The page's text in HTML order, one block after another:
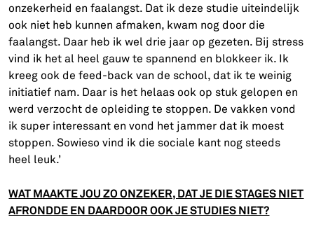
onzekerheid en faalangst. Dat ik deze studie uiteindelijk
ook niet heb kunnen afmaken, kwam nog door die
faalangst. Daar heb ik wel drie jaar op gezeten. Bij stress
vind ik het al heel gauw te spannend en blokkeer ik. Ik
kreeg ook de feed-back van de school, dat ik te weinig
initiatief nam. Daar is het helaas ook op stuk gelopen en
werd verzocht de opleiding te stoppen. De vakken vond
ik super interessant en vond het jammer dat ik moest
stoppen. Sowieso vind ik die sociale kant nog steeds
heel leuk.’
WAT MAAKTE JOU ZO ONZEKER, DAT JE DIE STAGES NIET
AFRONDDE EN DAARDOOR OOK JE STUDIES NIET?